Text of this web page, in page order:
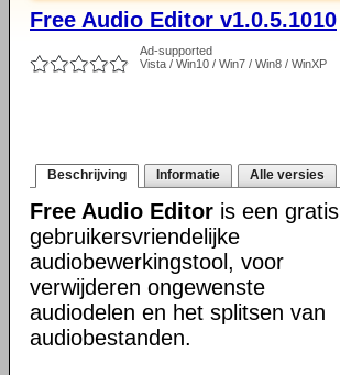
Free Audio Editor v1.0.5.1010
Ad-supported
Vista / Win10 / Win7 / Win8 / WinXP
Beschrijving Informatie Alle versies
Free Audio Editor is een gratis
gebruikersvriendelijke
audiobewerkingstool, voor
verwijderen ongewenste
audiodelen en het splitsen van
audiobestanden.